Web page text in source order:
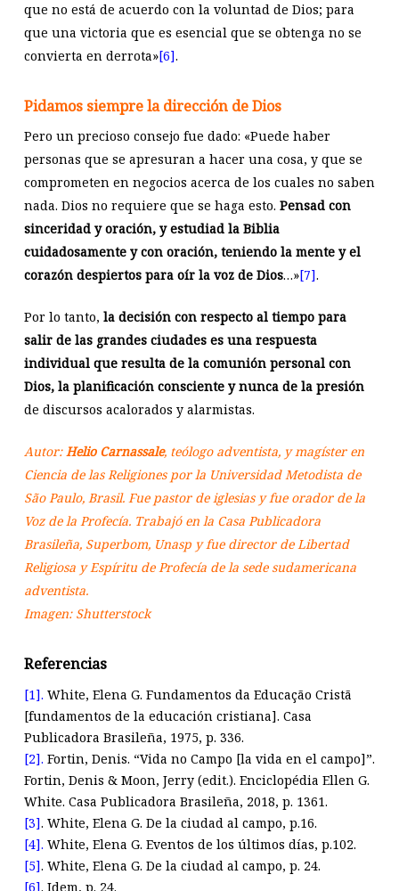
que no está de acuerdo con la voluntad de Dios; para
que una victoria que es esencial que se obtenga no se
convierta en derrota»[6].
Pidamos siempre la dirección de Dios
Pero un precioso consejo fue dado: «Puede haber
personas que se apresuran a hacer una cosa, y que se
comprometen en negocios acerca de los cuales no saben
nada. Dios no requiere que se haga esto. Pensad con
sinceridad y oración, y estudiad la Biblia
cuidadosamente y con oración, teniendo la mente y el
corazón despiertos para oír la voz de Dios…»[7].
Por lo tanto, la decisión con respecto al tiempo para
salir de las grandes ciudades es una respuesta
individual que resulta de la comunión personal con
Dios, la planificación consciente y nunca de la presión
de discursos acalorados y alarmistas.
Autor:Helio Carnassale, teólogo adventista, y magíster en
Ciencia de las Religiones por la Universidad Metodista de
São Paulo, Brasil. Fue pastor de iglesias y fue orador de la
Voz de la Profecía. Trabajó en la Casa Publicadora
Brasileña, Superbom, Unasp y fue director de Libertad
Religiosa y Espíritu de Profecía de la sede sudamericana
adventista.
Imagen: Shutterstock
Referencias
[1]. White, Elena G. Fundamentos da Educação Cristã
[fundamentos de la educación cristiana]. Casa
Publicadora Brasileña, 1975, p. 336.
[2]. Fortin, Denis. “Vida no Campo [la vida en el campo]”.
Fortin, Denis & Moon, Jerry (edit.). Enciclopédia Ellen G.
White. Casa Publicadora Brasileña, 2018, p. 1361.
[3]. White, Elena G. De la ciudad al campo, p.16.
[4]. White, Elena G. Eventos de los últimos días, p.102.
[5]. White, Elena G. De la ciudad al campo, p. 24.
[6]. Idem, p. 24.